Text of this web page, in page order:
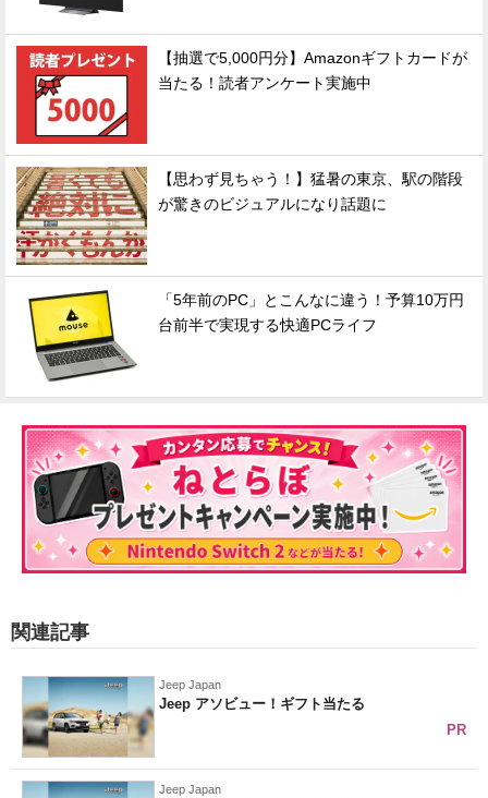
【抽選で5,000円分】Amazonギフトカードが
当たる！読者アンケート実施中
【思わず見ちゃう！】猛暑の東京、駅の階段
が驚きのビジュアルになり話題に
「5年前のPC」とこんなに違う！予算10万円
台前半で実現する快適PCライフ
関連記事
Jeep Japan
Jeep アソビュー！ギフト当たる
PR
Jeep Japan